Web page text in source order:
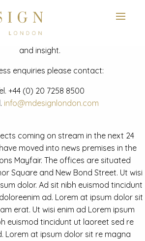
News
project and advisory news
and insight.
enquiries please contact:
+44 (0) 20 7258 8500
info@mdesignlondon.com
coming on stream in the next 24
moved into news premises in the
Mayfair. The offices are situated
Square and New Bond Street. Ut wisi
dolor. Ad sit nibh euismod tincidunt
ad. Lorem at ipsum dolor sit
erat. Ut wisi enim ad Lorem ipsum
euismod tincidunt ut laoreet sed re
Lorem at ipsum dolor sit re magna